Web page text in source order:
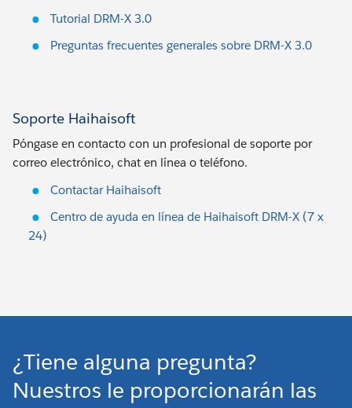
Tutorial DRM-X 3.0
Preguntas frecuentes generales sobre DRM-X 3.0
Soporte Haihaisoft
Póngase en contacto con un profesional de soporte por
correo electrónico, chat en línea o teléfono.
Contactar Haihaisoft
Centro de ayuda en línea de Haihaisoft DRM-X (7 x
24)
¿Tiene alguna pregunta?
Nuestros le proporcionarán las